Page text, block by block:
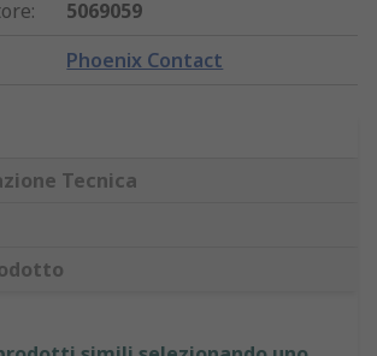
:
5069059
Phoenix Contact
Tecnica